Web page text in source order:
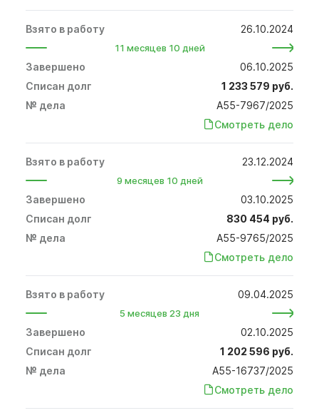
26.10.2024
11 месяцев 10 дней
06.10.2025
1 233 579 руб.
А55-7967/2025
Смотреть дело
23.12.2024
9 месяцев 10 дней
03.10.2025
830 454 руб.
А55-9765/2025
Смотреть дело
09.04.2025
5 месяцев 23 дня
02.10.2025
1 202 596 руб.
А55-16737/2025
Смотреть дело